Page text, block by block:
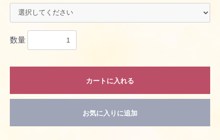
数量
カートに入れる
お買い物を続ける
カートへ進む
お気に入りに追加